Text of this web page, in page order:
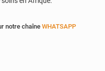
notre chaîne WHATSAPP